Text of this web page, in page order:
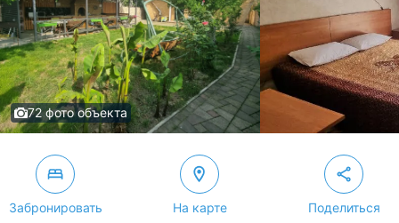
72 фото объекта
Забронировать На карте Поделиться